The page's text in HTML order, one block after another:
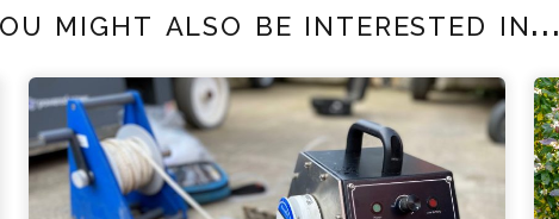
might also be interested in...